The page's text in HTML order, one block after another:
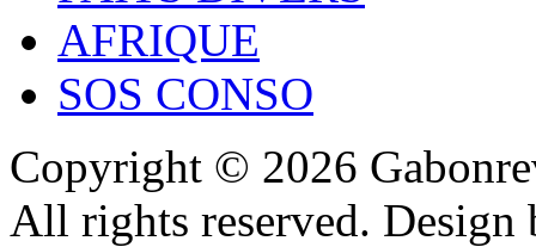
AFRIQUE
SOS CONSO
Copyright © 2026
All rights reserved.